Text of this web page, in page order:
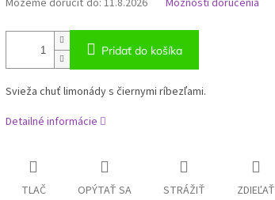
Môžeme doručiť do: 11.8.2026 Možnosti doručenia
Pridať do košíka
Svieža chuť limonády s čiernymi ríbezľami.
Detailné informácie
TLAČ OPÝTAŤ SA STRÁŽIŤ ZDIEĽAŤ